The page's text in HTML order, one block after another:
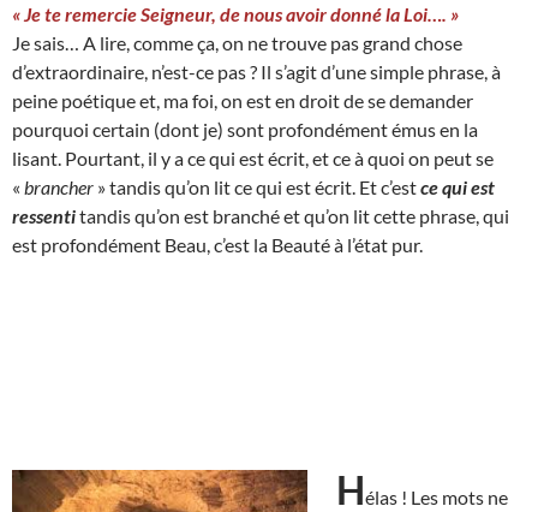
« Je te remercie Seigneur, de nous avoir donné la Loi…. »
Je sais… A lire, comme ça, on ne trouve pas grand chose
d’extraordinaire, n’est-ce pas ? Il s’agit d’une simple phrase, à
peine poétique et, ma foi, on est en droit de se demander
pourquoi certain (dont je) sont profondément émus en la
lisant. Pourtant, il y a ce qui est écrit, et ce à quoi on peut se
« brancher » tandis qu’on lit ce qui est écrit. Et c’estce qui est
ressentitandis qu’on est branché et qu’on lit cette phrase, qui
est profondément Beau, c’est la Beauté à l’état pur.
Hélas ! Les mots ne